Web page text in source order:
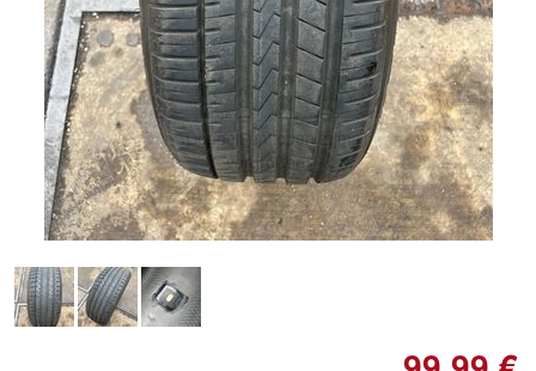
Doppelt antippen zum
vergrößern